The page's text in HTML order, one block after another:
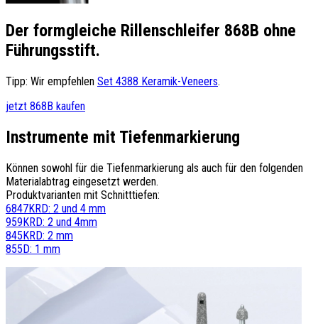
Der formgleiche Rillenschleifer 868B ohne
Führungsstift.
Tipp: Wir empfehlen Set 4388 Keramik-Veneers.
jetzt 868B kaufen
Instrumente mit Tiefenmarkierung
Können sowohl für die Tiefenmarkierung als auch für den folgenden
Materialabtrag eingesetzt werden.
Produktvarianten mit Schnitttiefen:
6847KRD: 2 und 4 mm
959KRD: 2 und 4mm
845KRD: 2 mm
855D: 1 mm